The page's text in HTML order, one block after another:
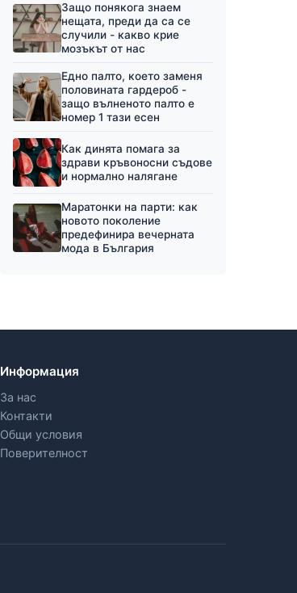
Защо понякога знаем
нещата, преди да са се
случили - какво крие
мозъкът от нас
Едно палто, което заменя
половината гардероб -
защо вълненото палто е
номер 1 тази есен
Как динята помага за
здрави кръвоносни съдове
и нормално налягане
Маратонки на парти: как
новото поколение
предефинира вечерната
мода в България
Информация
За нас
Контакти
Общи условия
Поверителност